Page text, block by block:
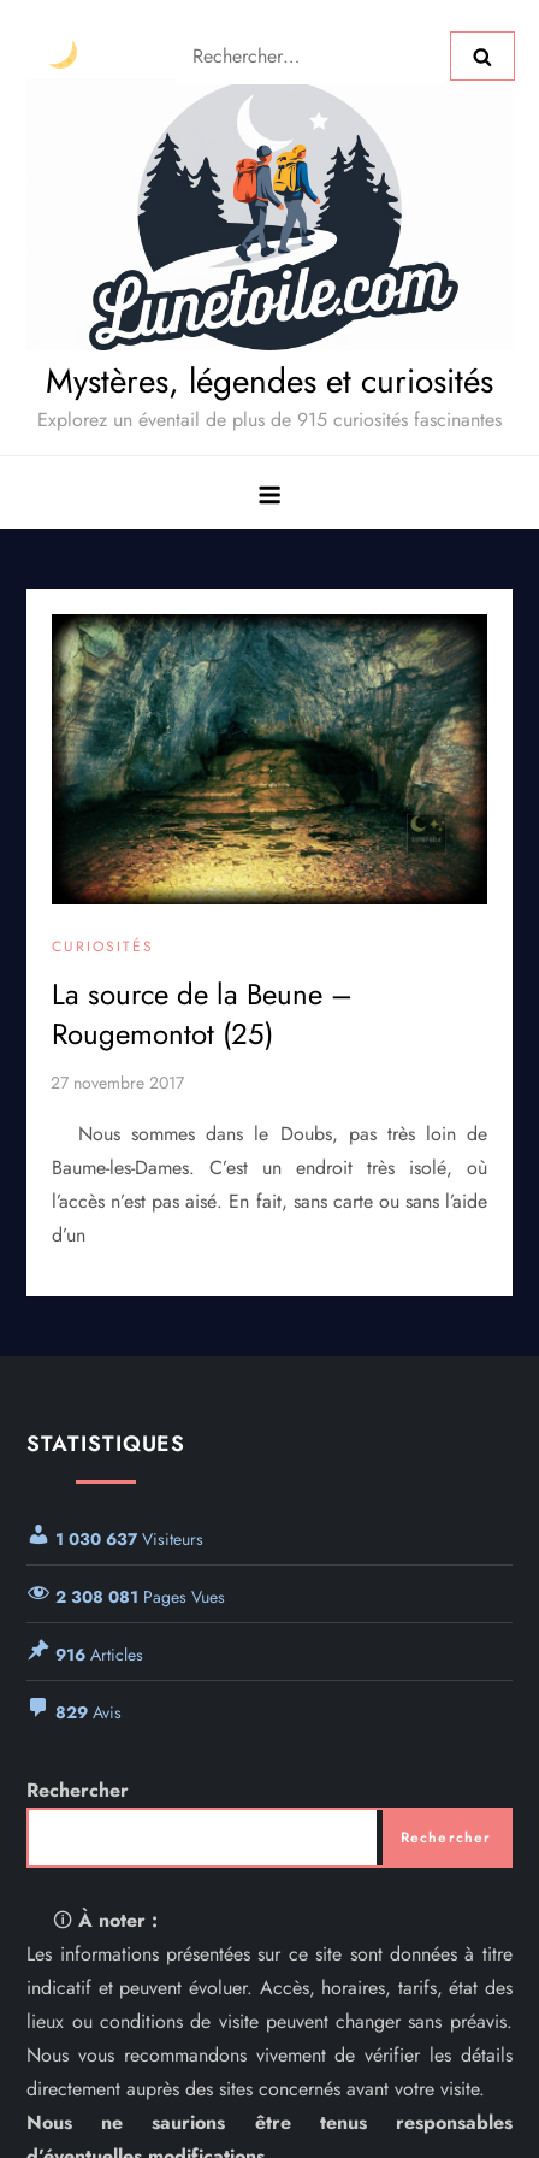
Mystères, légendes et curiosités
Explorez un éventail de plus de 915 curiosités fascinantes
CURIOSITÉS
La source de la Beune –
Rougemontot (25)
Nous sommes dans le Doubs, pas très loin de
Baume-les-Dames. C’est un endroit très isolé, où
l’accès n’est pas aisé. En fait, sans carte ou sans l’aide
d’un
STATISTIQUES
1 030 637Visiteurs
2 308 081 Pages Vues
916 Articles
829 Avis
Rechercher
Rechercher
🛈À noter :
Les informations présentées sur ce site sont données à titre
indicatif et peuvent évoluer. Accès, horaires, tarifs, état des
lieux ou conditions de visite peuvent changer sans préavis.
Nous vous recommandons vivement de vérifier les détails
directement auprès des sites concernés avant votre visite.
Nous ne saurions être tenus responsables